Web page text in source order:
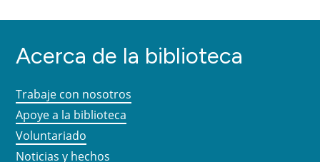
Acerca de la biblioteca
Trabaje con nosotros
Apoye a la biblioteca
Voluntariado
Noticias y hechos